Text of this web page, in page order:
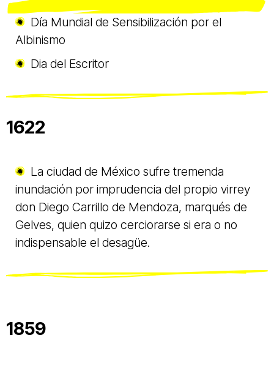
Día Mundial de Sensibilización por el
Albinismo
Dia del Escritor
1622
La ciudad de México sufre tremenda
inundación por imprudencia del propio virrey
don Diego Carrillo de Mendoza, marqués de
Gelves, quien quizo cerciorarse si era o no
indispensable el desagüe.
1859